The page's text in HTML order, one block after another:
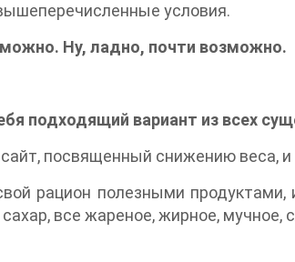
условия.
Ну, ладно, почти возможно.
подходящий вариант из всех
посвященный снижению веса,
рацион полезными продуктами,
все жареное, жирное, мучное,